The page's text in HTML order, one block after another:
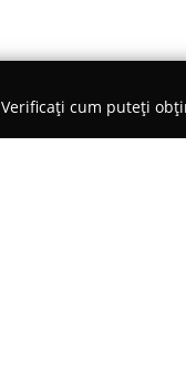
Verificați cum puteți